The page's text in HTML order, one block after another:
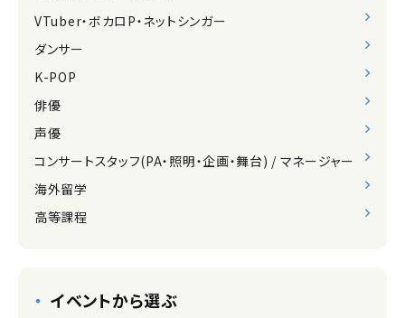
VTuber・ボカロP・ネットシンガー
ダンサー
K-POP
俳優
声優
コンサートスタッフ(PA・照明・企画・舞台) / マネージャー
海外留学
高等課程
イベントから選ぶ